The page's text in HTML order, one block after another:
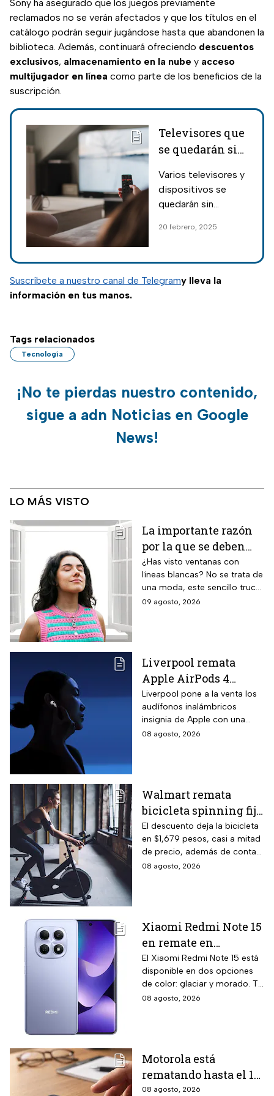
Sony ha asegurado que los juegos previamente
reclamados no se verán afectados y que los títulos en el
catálogo podrán seguir jugándose hasta que abandonen la
biblioteca. Además, continuará ofreciendo descuentos
exclusivos, almacenamiento en la nube y acceso
multijugador en línea como parte de los beneficios de la
suscripción.
Televisores que
se quedarán sin
Estos son los
modelos
Varios televisores y
dispositivos se
quedarán sin
2025; descubre qué
afectados y cómo
seguir teniendo el
20 febrero, 2025
Suscríbete a nuestro canal de Telegramy lleva la
información en tus manos.
Tags relacionados
Tecnología
¡No te pierdas nuestro contenido,
sigue a adn Noticias en Google
News!
LO MÁS VISTO
La importante razón
por la que se deben
pintar líneas blancas
en las ventanas
¿Has visto ventanas con
líneas blancas? No se trata de
una moda, este sencillo truco
puede ayudar a salvar vidas,
09 agosto, 2026
Liverpool remata
Apple AirPods 4
inalámbricos con 20%
descuento y hasta 16
MSI
Liverpool pone a la venta los
audífonos inalámbricos
insignia de Apple con una
rebaja considerable y
08 agosto, 2026
Walmart remata
bicicleta spinning fija
con monitoreo de
velocidad, calorías y
pulso, ideal para hacer
cardio en casa
El descuento deja la bicicleta
en $1,679 pesos, casi a mitad
de precio, además de contar
el beneficio de meses sin
08 agosto, 2026
Xiaomi Redmi Note 15
en remate en
Liverpool: 256 GB de
almacenamiento,
cámara de 108 MP y
carga rápida
El Xiaomi Redmi Note 15 está
disponible en dos opciones
de color: glaciar y morado. Te
contamos todos los detalles
08 agosto, 2026
Motorola está
rematando hasta el 19
de agosto el celular
08 agosto, 2026